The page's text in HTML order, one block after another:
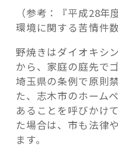
（参考：『平成28
環境に関する苦情件
野焼きはダイオキシ
から、家庭の庭先で
埼玉県の条例で原則
た、志木市のホーム
あることを呼びかけ
た場合は、市も法律
ます。